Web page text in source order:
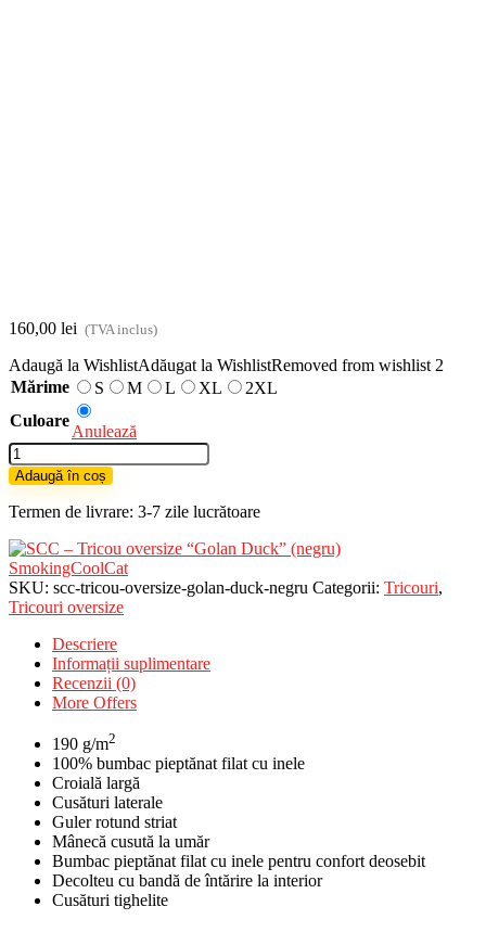
160,00 lei (TVA inclus)
Adaugă la WishlistAdăugat la WishlistRemoved from wishlist 2
Mărime
S M L XL
2XL
Culoare
Anulează
Cantitate
SCC
-
Tricou
"Golan
Duck"
(negru)
Adaugă în coș
Termen de livrare: 3-7 zile lucrătoare
SmokingCoolCat
SKU: scc-tricou-oversize-golan-duck-negru Categorii: Tricouri,
Tricouri oversize
Descriere
Informații suplimentare
Recenzii (0)
More Offers
190 g/m2
100% bumbac pieptănat filat cu inele
Croială largă
Cusături laterale
Guler rotund striat
Mânecă cusută la umăr
Bumbac pieptănat filat cu inele pentru confort deosebit
Decolteu cu bandă de întărire la interior
Cusături tighelite